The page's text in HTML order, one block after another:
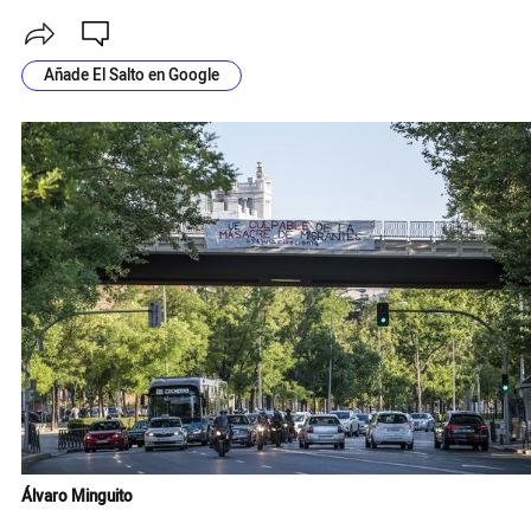
Añade El Salto en Google
Álvaro Minguito